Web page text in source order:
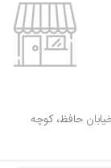
خیابان حافظ، کوچه